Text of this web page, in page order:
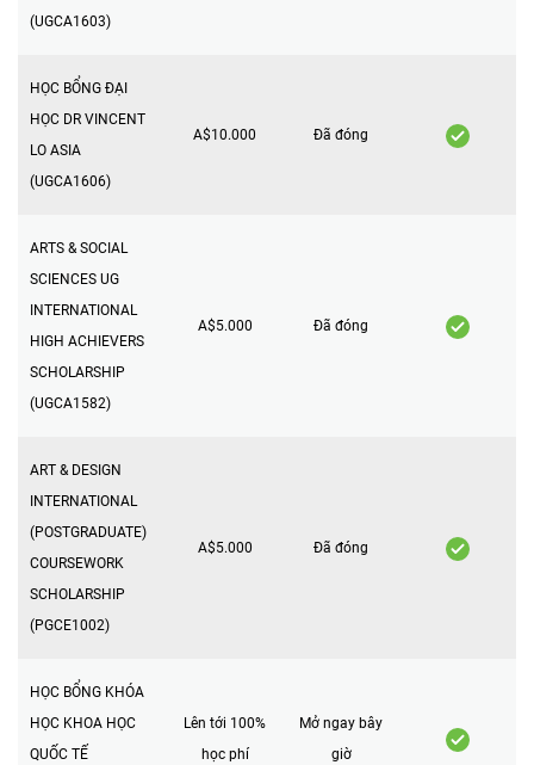
(UGCA1603)
HỌC BỔNG ĐẠI
HỌC DR VINCENT
LO ASIA
(UGCA1606)
A$10.000 Đã đóng
ARTS & SOCIAL
SCIENCES UG
INTERNATIONAL
HIGH ACHIEVERS
SCHOLARSHIP
(UGCA1582)
A$5.000 Đã đóng
ART & DESIGN
INTERNATIONAL
(POSTGRADUATE)
COURSEWORK
SCHOLARSHIP
(PGCE1002)
A$5.000 Đã đóng
HỌC BỔNG KHÓA
HỌC KHOA HỌC
QUỐC TẾ
Lên tới 100%
học phí
Mở ngay bây
giờ